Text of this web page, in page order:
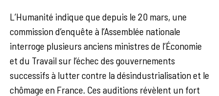
L’Humanité indique que depuis le 20 mars, une
commission d’enquête à l’Assemblée nationale
interroge plusieurs anciens ministres de l’Économie
et du Travail sur l’échec des gouvernements
successifs à lutter contre la désindustrialisation et le
chômage en France. Ces auditions révèlent un fort